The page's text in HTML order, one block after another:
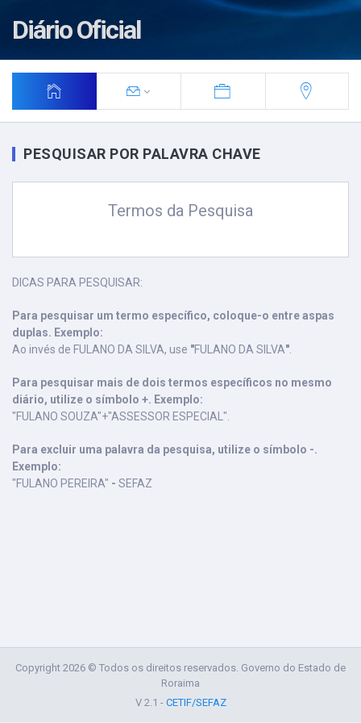
Diário Oficial
PESQUISAR POR PALAVRA CHAVE
Termos da Pesquisa
DICAS PARA PESQUISAR:
Para pesquisar um termo específico, coloque-o entre aspas
duplas. Exemplo:
Ao invés de FULANO DA SILVA, use "FULANO DA SILVA"
Para pesquisar mais de dois termos específicos no mesmo
diário, utilize o símbolo +. Exemplo:
"FULANO SOUZA"+"ASSESSOR ESPECIAL".
Para excluir uma palavra da pesquisa, utilize o símbolo -.
Exemplo:
"FULANO PEREIRA" - SEFAZ
Copyright 2026 © Todos os direitos reservados. Governo do Estado de
Roraima
V 2.1 - CETIF/SEFAZ